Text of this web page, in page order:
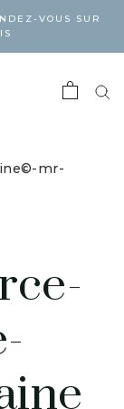
VOUS SUR
mr-